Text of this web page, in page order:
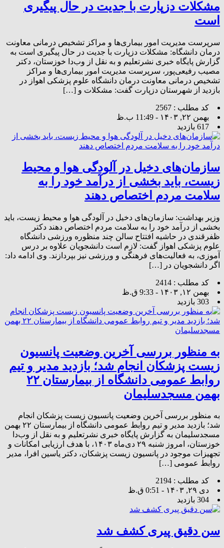
مشکلات دزپارت با جدیت در حال پیگیری
است
سرپرست مدیریت امور بیماری‌ها و مراکز تشخیص درمانی معاونت
درمان دانشگاه: مشکلات دزپارت با جدیت در حال پیگیری است به
گزارش پایگاه خبری نشرتعلیم و به نقل از وب‌دا خوزستان، دکتر
مصیب رفیعی‌پور، سرپرست مدیریت امور بیماری‌ها و مراکز
تشخیص درمانی معاونت درمان دانشگاه علوم پزشکی اهواز در
بازدید از شهرستان دزپارت گفت: مشکلات و […]
کد مطلب : 2567
بهمن ۲۲, ۱۴۰۳ - 11:49 ب.ظ
617 بازدید
سازمان‌های دخیل در آلودگی هوا و محیط
زیست، باید بخشی از درآمد خود را به
سلامت مردم اختصاص دهند
وزیر بهداشت: سازمان‌های دخیل در آلودگی هوا و محیط زیست، باید
بخشی از درآمد خود را به سلامت مردم اختصاص دهند دکتر
ظفرقندی در حاشیه افتتاح سالن چند منظوره ورزشی دانشگاه
علوم پزشکی اهواز گفت: لازم است دانشجویان علاوه بر درس
آموزی، به فعالیت‌های فرهنگی و ورزشی نیز بپردازند. وی ادامه داد:
اگر دانشجویان در […]
کد مطلب : 2414
بهمن ۱۲, ۱۴۰۳ - 9:33 ق.ظ
303 بازدید
به منظور بررسی آخرین وضعیت پانسیون
زیست پزشکان انجام شد؛ بازدید مدیر و تیم
روابط عمومی دانشگاه از بیمارستان ۲۲
بهمن مسجدسلیمان
به منظور بررسی آخرین وضعیت پانسیون زیست پزشکان انجام
شد؛ بازدید مدیر و تیم روابط عمومی دانشگاه از بیمارستان ۲۲ بهمن
مسجدسلیمان به گزارش پایگاه خبری نشرتعلیم و به نقل از وب‌دا
خوزستان، امروز شنبه ۲۹ دی‌ماه ۱۴۰۳، با هدف ارزیابی امکانات و
تجهیزات موجود در پانسیون زیست پزشکان، دکتر یاسین افرا، مدیر
روابط عمومی […]
کد مطلب : 2194
دی ۲۹, ۱۴۰۳ - 0:51 ق.ظ
304 بازدید
سن دقیق پیری کشف شد